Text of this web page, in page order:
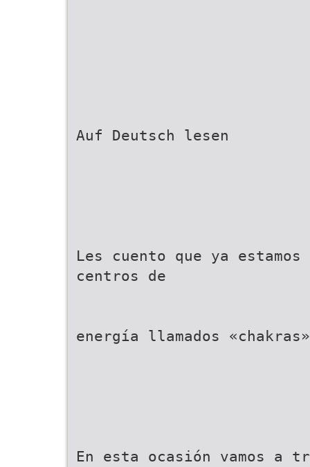
Auf Deutsch lesen
Les cuento que ya
centros de
energía llamados
En esta ocasión vamos a